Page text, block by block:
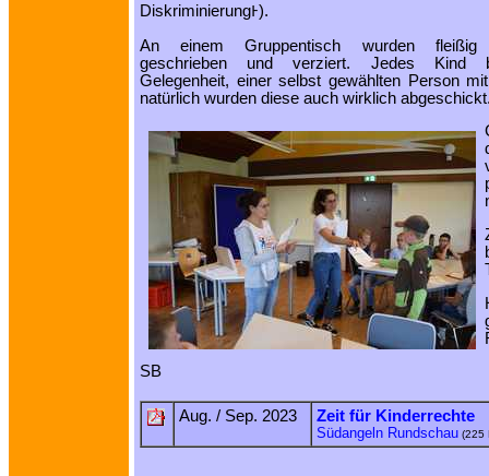
DiskriminierungͰ).
An einem Gruppentisch wurden fleißig
geschrieben und verziert. Jedes Kind
Gelegenheit, einer selbst gewählten Person
natürlich wurden diese auch wirklich
SB
Aug. / Sep. 2023 Zeit für Kinderrechte
Südangeln Rundschau (225